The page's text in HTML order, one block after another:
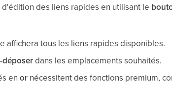
des liens rapides en utilisant le
affichera tous les liens rapides disponibles.
déposerdans les emplacements souhaités.
enor nécessitent des fonctions premium,